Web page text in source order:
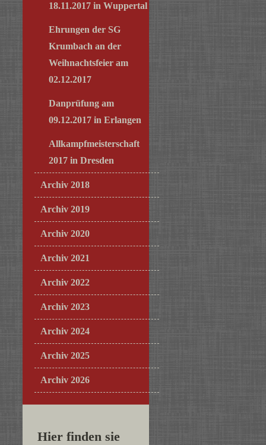
18.11.2017 in Wuppertal
Ehrungen der SG
Krumbach an der
Weihnachtsfeier am
02.12.2017
Danprüfung am
09.12.2017 in Erlangen
Allkampfmeisterschaft
2017 in Dresden
Archiv 2018
Archiv 2019
Archiv 2020
Archiv 2021
Archiv 2022
Archiv 2023
Archiv 2024
Archiv 2025
Archiv 2026
Hier finden sie